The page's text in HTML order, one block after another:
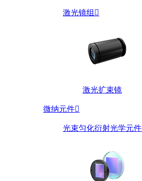
激光镜组 
激光扩束镜
微纳元件
光束匀化衍射光学元件